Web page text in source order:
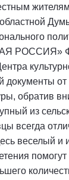
РОССИЯ»
документы от
обратив
из
всегда
веселый и
помогут